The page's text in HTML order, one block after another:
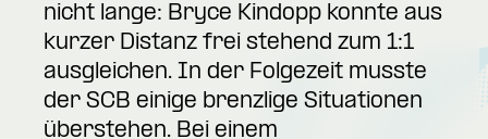
nicht lange: Bryce Kindopp konnte aus
kurzer Distanz frei stehend zum 1:1
ausgleichen. In der Folgezeit musste
der SCB einige brenzlige Situationen
überstehen. Bei einem